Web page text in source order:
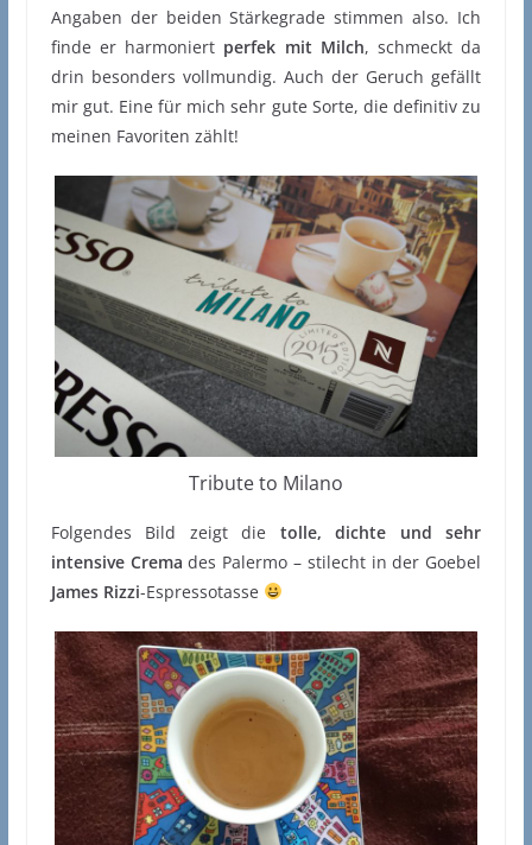
Angaben der beiden Stärkegrade stimmen also. Ich
finde er harmoniert perfek mit Milch, schmeckt da
drin besonders vollmundig. Auch der Geruch gefällt
mir gut. Eine für mich sehr gute Sorte, die definitiv zu
meinen Favoriten zählt!
Tribute to Milano
Folgendes Bild zeigt die tolle, dichte und sehr
intensive Crema des Palermo – stilecht in der Goebel
James Rizzi-Espressotasse